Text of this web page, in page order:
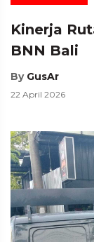
Kinerja
BNN Bali
By GusAr
22 April 2026